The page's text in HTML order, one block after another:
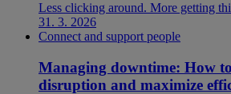
Less clicking around. More getting
31. 3. 2026
Connect and support people
Managing downtime: How
disruption and maximize